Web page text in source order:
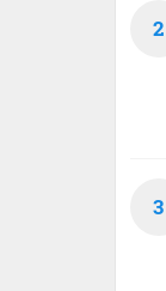
2
3